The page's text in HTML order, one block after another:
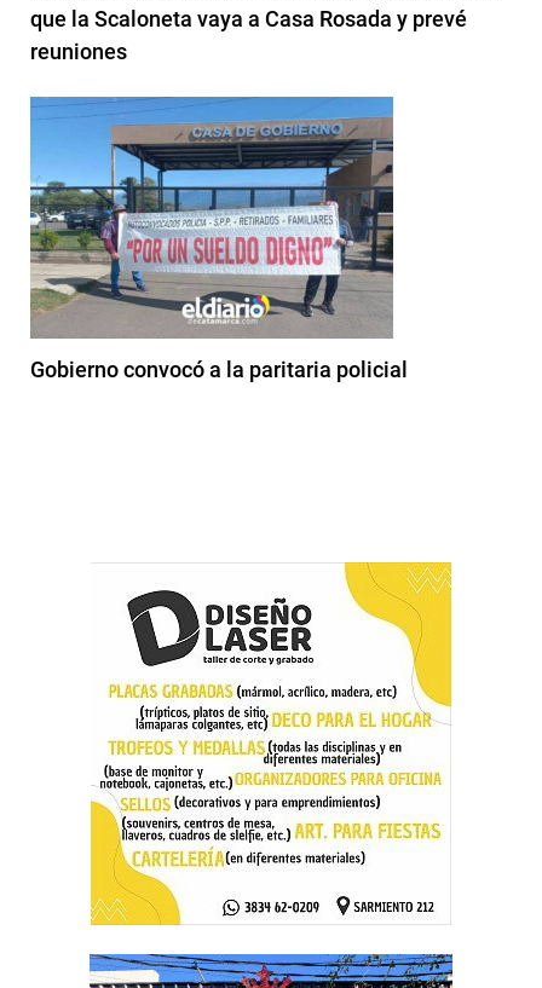
que la Scaloneta vaya a Casa Rosada y prevé
reuniones
Gobierno convocó a la paritaria policial